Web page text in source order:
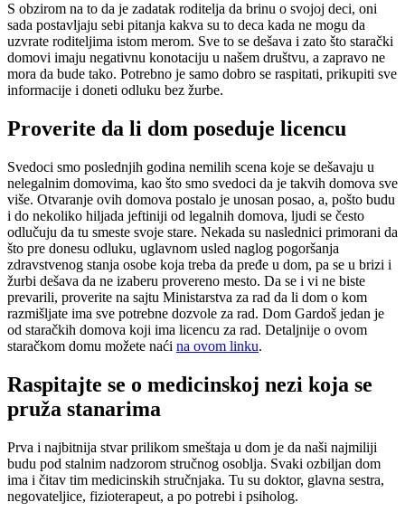
S obzirom na to da je zadatak roditelja da brinu o svojoj deci, oni
sada postavljaju sebi pitanja kakva su to deca kada ne mogu da
uzvrate roditeljima istom merom. Sve to se dešava i zato što starački
domovi imaju negativnu konotaciju u našem društvu, a zapravo ne
mora da bude tako. Potrebno je samo dobro se raspitati, prikupiti sve
informacije i doneti odluku bez žurbe.
Proverite da li dom poseduje licencu
Svedoci smo poslednjih godina nemilih scena koje se dešavaju u
nelegalnim domovima, kao što smo svedoci da je takvih domova sve
više. Otvaranje ovih domova postalo je unosan posao, a, pošto budu
i do nekoliko hiljada jeftiniji od legalnih domova, ljudi se često
odlučuju da tu smeste svoje stare. Nekada su naslednici primorani da
što pre donesu odluku, uglavnom usled naglog pogoršanja
zdravstvenog stanja osobe koja treba da pređe u dom, pa se u brizi i
žurbi dešava da ne izaberu provereno mesto. Da se i vi ne biste
prevarili, proverite na sajtu Ministarstva za rad da li dom o kom
razmišljate ima sve potrebne dozvole za rad. Dom Gardoš jedan je
od staračkih domova koji ima licencu za rad. Detaljnije o ovom
staračkom domu možete naći na ovom linku.
Raspitajte se o medicinskoj nezi koja se
pruža stanarima
Prva i najbitnija stvar prilikom smeštaja u dom je da naši najmiliji
budu pod stalnim nadzorom stručnog osoblja. Svaki ozbiljan dom
ima i čitav tim medicinskih stručnjaka. Tu su doktor, glavna sestra,
negovateljice, fizioterapeut, a po potrebi i psiholog.